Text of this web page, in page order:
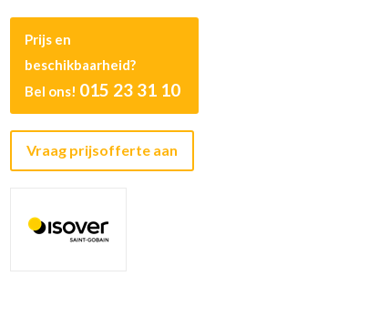
Prijs en
beschikbaarheid?
Bel ons! 015 23 31 10
Vraag prijsofferte aan